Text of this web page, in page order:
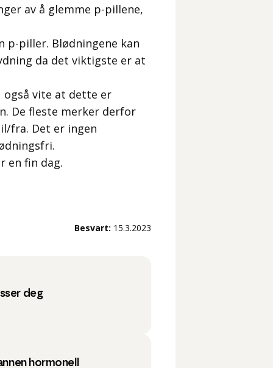
av å glemme p-pillene,
p-piller. Blødningene kan
da det viktigste er at
også vite at dette er
De fleste merker derfor
fra. Det er ingen
en fin dag.
Besvart: 15.3.2023
deg
hormonell